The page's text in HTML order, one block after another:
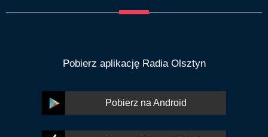
Pobierz aplikację Radia Olsztyn
Pobierz na Android